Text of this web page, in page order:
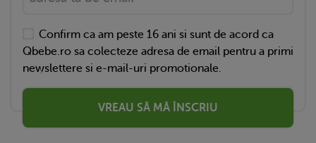
Confirm ca am peste 16 ani si sunt de acord ca
Qbebe.ro sa colecteze adresa de email pentru a primi
newslettere si e-mail-uri promotionale.
VREAU SĂ MĂ ÎNSCRIU